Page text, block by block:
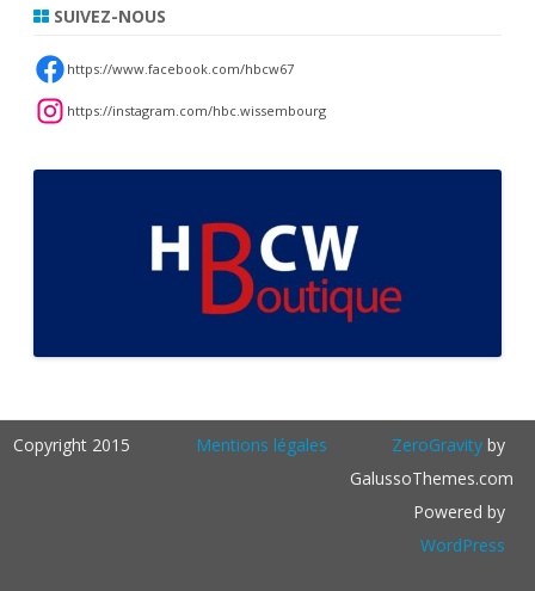
SUIVEZ-NOUS
https://www.facebook.com/hbcw67
https://instagram.com/hbc.wissembourg
Copyright 2015 Mentions légales ZeroGravityby
GalussoThemes.com
Powered by
WordPress